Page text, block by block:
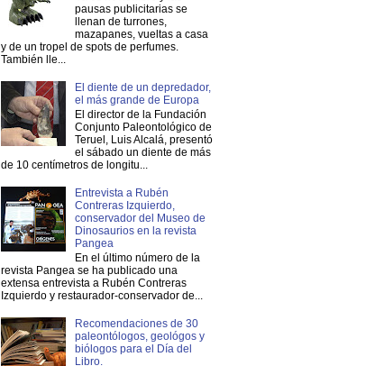
pausas publicitarias se
llenan de turrones,
mazapanes, vueltas a casa
y de un tropel de spots de perfumes.
También lle...
El diente de un depredador,
el más grande de Europa
El director de la Fundación
Conjunto Paleontológico de
Teruel, Luis Alcalá, presentó
el sábado un diente de más
de 10 centímetros de longitu...
Entrevista a Rubén
Contreras Izquierdo,
conservador del Museo de
Dinosaurios en la revista
Pangea
En el último número de la
revista Pangea se ha publicado una
extensa entrevista a Rubén Contreras
Izquierdo y restaurador-conservador de...
Recomendaciones de 30
paleontólogos, geológos y
biólogos para el Día del
Libro.